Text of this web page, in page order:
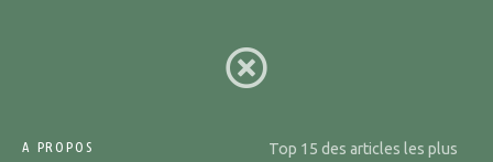
A PROPOS
Top 15 des articles les plus